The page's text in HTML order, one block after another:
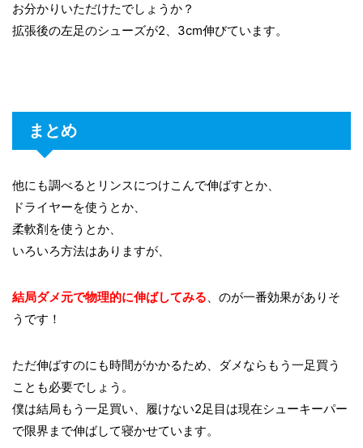
お分かりいただけたでしょうか？
拡張後の左足のシューズが2、3cm伸びています。
まとめ
他にも調べるとリンスにつけこんで伸ばすとか、
ドライヤーを使うとか、
柔軟剤を使うとか、
いろいろ方法はありますが、
結局ダメ元で物理的に伸ばしてみる、のが一番効果がありそ
うです！
ただ伸ばすのにも時間がかかるため、ダメならもう一足買う
ことも必要でしょう。
僕は結局もう一足買い、履けない2足目は現在シューキーパー
で限界まで伸ばして寝かせています。